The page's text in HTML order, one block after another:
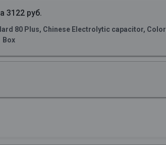
3122 руб.
80 Plus, Chinese Electrolytic capacitor, Color
Box